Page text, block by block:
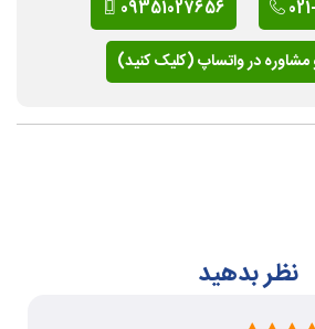
09351027656
مشاوره در واتساپ (کلیک کنید)
نظر بدهید